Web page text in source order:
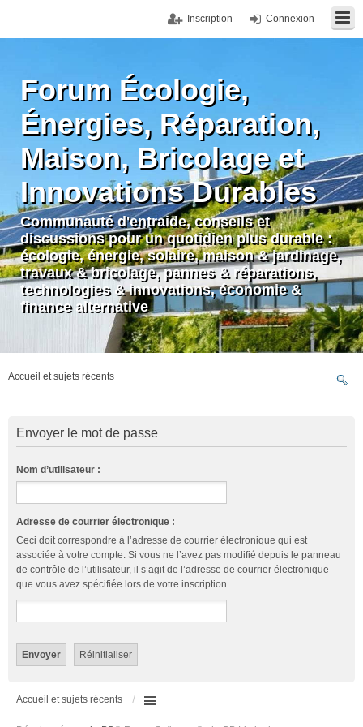
Connexion
Inscription
Forum Écologie,
Énergies, Réparation,
Maison, Bricolage et
Innovations Durables
Communauté d'entraide, conseils et
discussions pour un quotidien plus durable :
écologie, énergie, solaire, maison & jardinage,
travaux & bricolage, pannes & réparations,
technologies & innovations, économie &
finance alternative
Accueil et sujets récents
Envoyer le mot de passe
Nom d’utilisateur :
Adresse de courrier électronique :
Ceci doit correspondre à l’adresse de courrier électronique qui est
associée à votre compte. Si vous ne l’avez pas modifié depuis le panneau
de contrôle de l’utilisateur, il s’agit de l’adresse de courrier électronique
que vous avez spécifiée lors de votre inscription.
Accueil et sujets récents